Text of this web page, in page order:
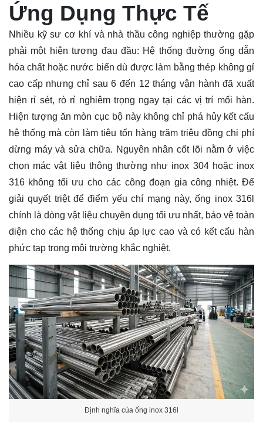
Ứng Dụng Thực Tế
Nhiều kỹ sư cơ khí và nhà thầu công nghiệp thường gặp
phải một hiện tượng đau đầu: Hệ thống đường ốngdẫn
hóa chất hoặc nước biển dù được làm bằng thép không gỉ
cao cấp nhưng chỉ sau 6 đến 12 tháng vận hành đã xuất
hiện rỉ sét, rò rỉ nghiêm trọng ngay tại các vị trí mối hàn.
Hiện tượng ăn mòn cục bộ này không chỉ phá hủy kết cấu
hệ thống mà còn làm tiêu tốn hàng trăm triệu đồng chi phí
dừng máy và sửa chữa. Nguyên nhân cốt lõi nằm ở việc
chọn mác vật liệu thông thường như inox 304 hoặc inox
316 không tối ưu cho các công đoạn gia công nhiệt. Để
giải quyết triệt để điểm yếu chí mạng này, ống inox 316l
chính là dòng vật liệu chuyên dụng tối ưu nhất, bảo vệ toàn
diện cho các hệ thống chịu áp lực cao và có kết cấu hàn
phức tạp trong môi trường khắc nghiệt.
Định nghĩa của ống inox 316l